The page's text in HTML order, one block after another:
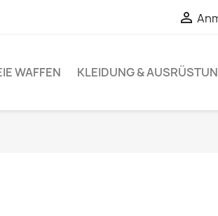

WAFFEN KLEIDUNG &